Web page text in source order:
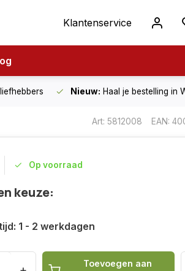
Klantenservice
Nieuw: Haal je bestelling in
Art: 5812008 EAN:
Op voorraad
keuze:
1 - 2 werkdagen
Toevoegen aan